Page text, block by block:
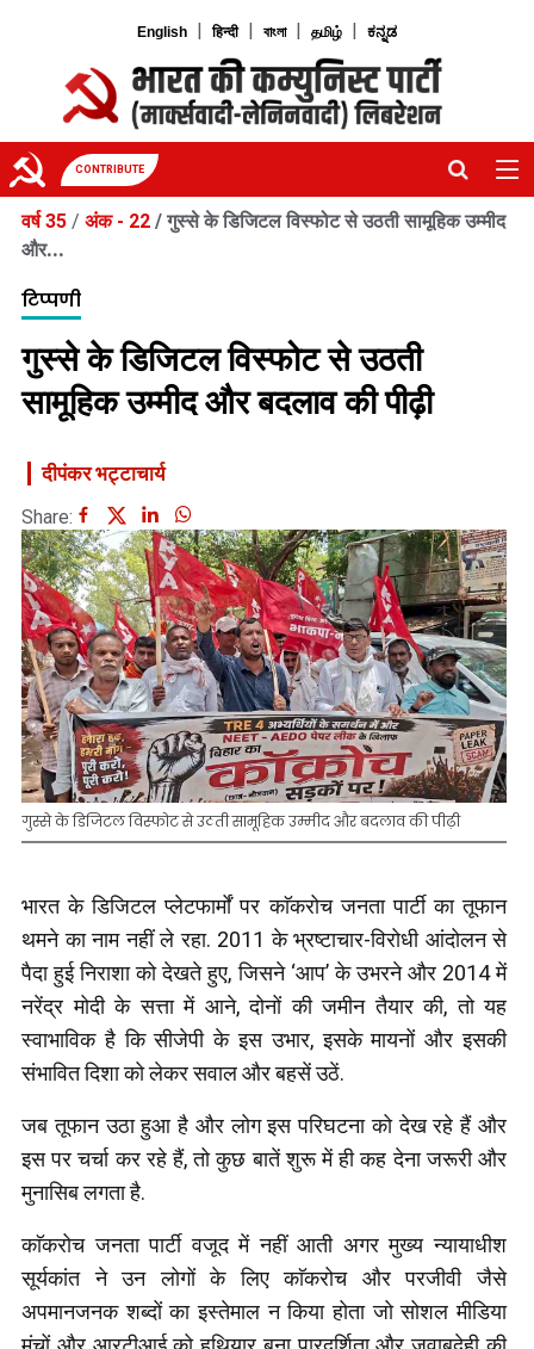
English | हिन्दी | বাংলা | தமிழ் | ಕನ್ನಡ
CONTRIBUTE
वर्ष 35 / अंक - 22 / गुस्से के डिजिटल विस्फोट से उठती सामूहिक उम्मीद
और...
टिप्पणी
गुस्से के डिजिटल विस्फोट से उठती
सामूहिक उम्मीद और बदलाव की पीढ़ी
दीपंकर भट्टाचार्य
Share:
गुस्से के डिजिटल विस्फोट से उठती सामूहिक उम्मीद और बदलाव की पीढ़ी
भारत के डिजिटल प्लेटफार्मों पर काॅकरोच जनता पार्टी का तूफान
थमने का नाम नहीं ले रहा. 2011 के भ्रष्टाचार-विरोधी आंदोलन से
पैदा हुई निराशा को देखते हुए, जिसने ‘आप’ के उभरने और 2014 में
नरेंद्र मोदी के सत्ता में आने, दोनों की जमीन तैयार की, तो यह
स्वाभाविक है कि सीजेपी के इस उभार, इसके मायनों और इसकी
संभावित दिशा को लेकर सवाल और बहसें उठें.
जब तूफान उठा हुआ है और लोग इस परिघटना को देख रहे हैं और
इस पर चर्चा कर रहे हैं, तो कुछ बातें शुरू में ही कह देना जरूरी और
मुनासिब लगता है.
काॅकरोच जनता पार्टी वजूद में नहीं आती अगर मुख्य न्यायाधीश
सूर्यकांत ने उन लोगों के लिए काॅकरोच और परजीवी जैसे
अपमानजनक शब्दों का इस्तेमाल न किया होता जो सोशल मीडिया